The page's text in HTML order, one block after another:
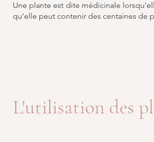
Une plante est dite médicinale
qu’elle peut contenir des centaines de
L'utilisation des